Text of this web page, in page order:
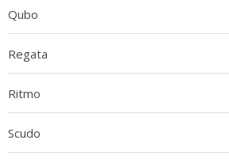
Qubo
Regata
Ritmo
Scudo